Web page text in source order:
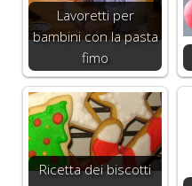
Lavoretti per
bambini con la pasta
fimo
Ricetta dei biscotti